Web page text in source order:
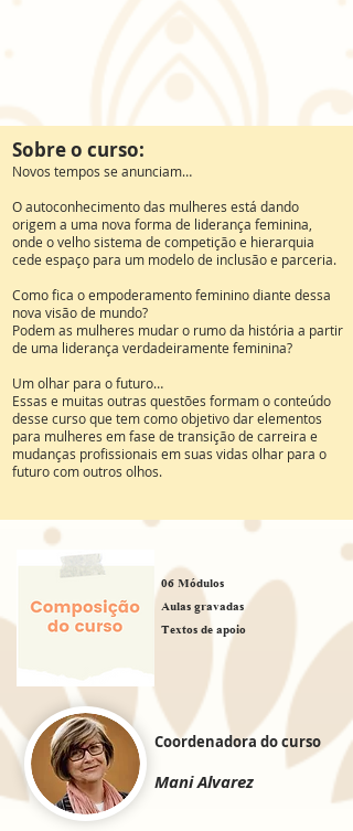
Sobre o curso:
Novos tempos se anunciam…
O autoconhecimento das mulheres está dando
origem a uma nova forma de liderança feminina,
onde o velho sistema de competição e hierarquia
cede espaço para um modelo de inclusão e parceria.
Como fica o empoderamento feminino diante dessa
nova visão de mundo?
Podem as mulheres mudar o rumo da história a partir
de uma liderança verdadeiramente feminina?
Um olhar para o futuro…
Essas e muitas outras questões formam o conteúdo
desse curso que tem como objetivo dar elementos
para mulheres em fase de transição de carreira e
mudanças profissionais em suas vidas olhar para o
futuro com outros olhos.
06 Módulos
Aulas gravadas
Textos de apoio
Coordenadora do curso
Mani Alvarez